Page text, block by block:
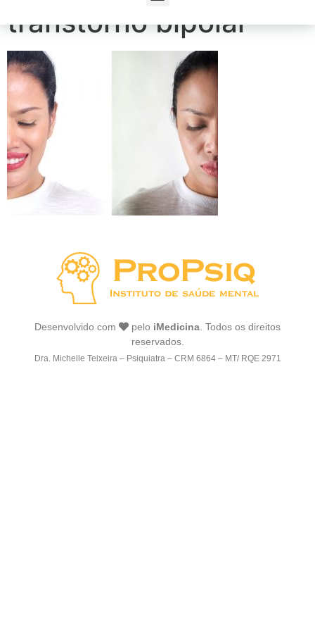
transtorno bipolar
Desenvolvido com pelo iMedicina. Todos os direitos
reservados.
Dra. Michelle Teixeira – Psiquiatra – CRM 6864 – MT/ RQE 2971